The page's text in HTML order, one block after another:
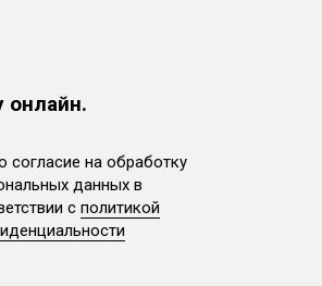
онлайн.
согласие на обработку
данных в
с политикой